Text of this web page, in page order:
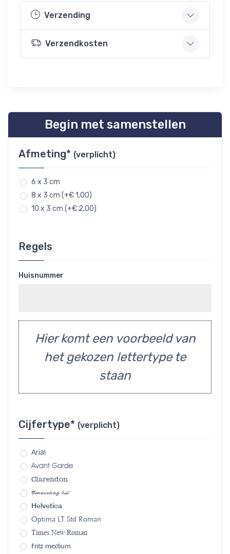
Verzending
Verzendkosten
Begin met samenstellen
Afmeting* (verplicht)
6 x 3 cm
8 x 3 cm (+€ 1,00)
10 x 3 cm (+€ 2,00)
Regels
Huisnummer
Hier komt een voorbeeld van
het gekozen lettertype te
staan
Cijfertype* (verplicht)
Arial
Avant Garde
Clarendon
Connecting 4L
Helvetica
Optima LT Std Roman
Times New Roman
Fritz medium